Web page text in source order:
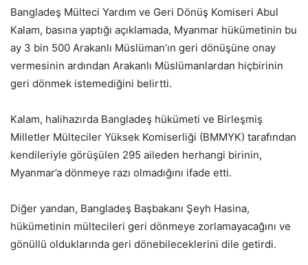
Bangladeş Mülteci Yardım ve Geri Dönüş Komiseri Abul
Kalam, basına yaptığı açıklamada, Myanmar hükümetinin bu
ay 3 bin 500 Arakanlı Müslüman’ın geri dönüşüne onay
vermesinin ardından Arakanlı Müslümanlardan hiçbirinin
geri dönmek istemediğini belirtti.
Kalam, halihazırda Bangladeş hükümeti ve Birleşmiş
Milletler Mülteciler Yüksek Komiserliği (BMMYK) tarafından
kendileriyle görüşülen 295 aileden herhangi birinin,
Myanmar’a dönmeye razı olmadığını ifade etti.
Diğer yandan, Bangladeş Başbakanı Şeyh Hasina,
hükümetinin mültecileri geri dönmeye zorlamayacağını ve
gönüllü olduklarında geri dönebileceklerini dile getirdi.